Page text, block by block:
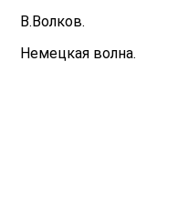
В.Волков.
Немецкая волна.